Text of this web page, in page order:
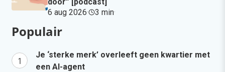
6 aug 2026· 3 min·
Populair
Je ‘sterke merk’ overleeft geen kwartier met
een AI-agent